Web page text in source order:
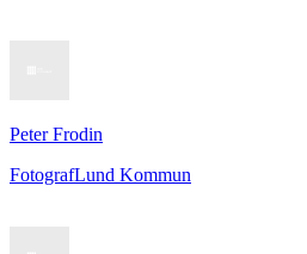
Peter Frodin
FotografLund Kommun